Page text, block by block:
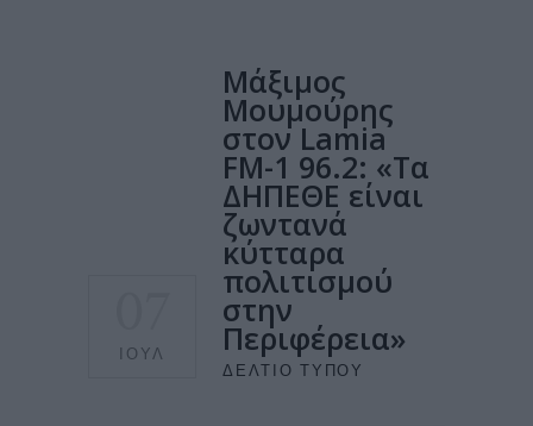
ΙΟΎΛ
Μάξιμος
Μουμούρης
στον Lamia
FM-1 96.2: «Τα
ΔΗΠΕΘΕ είναι
ζωντανά
κύτταρα
πολιτισμού
στην
Περιφέρεια»
ΔΕΛΤΊΟ ΤΎΠΟΥ